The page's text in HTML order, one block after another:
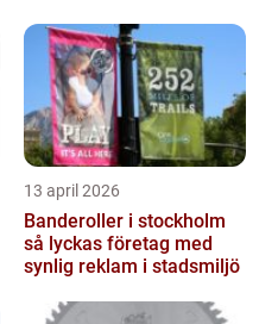
13 april 2026
Banderoller i stockholm
så lyckas företag med
synlig reklam i stadsmiljö